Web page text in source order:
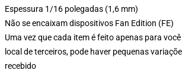
Espessura 1/16 polegadas (1,6 mm)
Não se encaixam dispositivos Fan Edition (FE)
Uma vez que cada item é feito apenas para
local de terceiros, pode haver pequenas
recebido